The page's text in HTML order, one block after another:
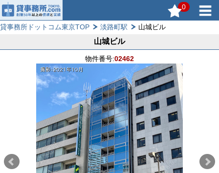
0
貸事務所ドットコム東京TOP 淡路町駅 山城ビル
山城ビル
物件番号:02462